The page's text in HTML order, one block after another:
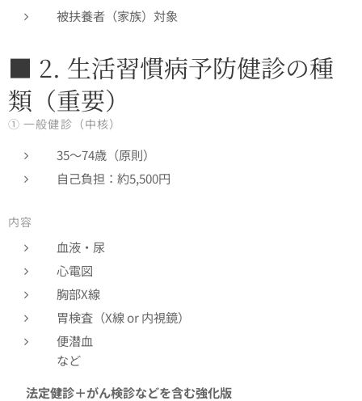
被扶養者（家族）対象
■ 2. 生活習慣病予防健診の種
類（重要）
① 一般健診（中核）
35～74歳（原則）
自己負担：約5,500円
内容
血液・尿
心電図
胸部X線
胃検査（X線 or 内視鏡）
便潜血
など
法定健診＋がん検診などを含む強化版